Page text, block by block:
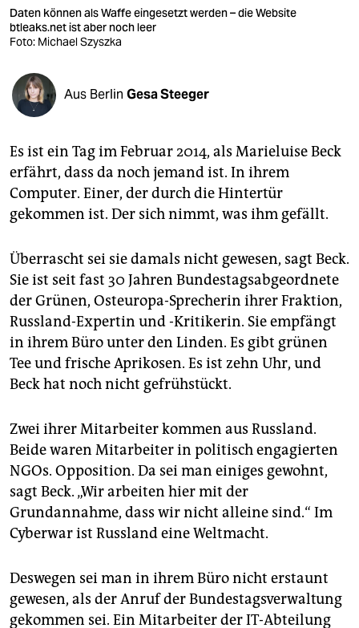
verlag
veranstaltungen
shop
fragen & hilfe
abo
genossenschaft
Daten können als Waffe eingesetzt werden – die Website
btleaks.net ist aber noch leer
Foto: Michael Szyszka
Aus Berlin Gesa Steeger
Es ist ein Tag im Februar 2014, als Marieluise Beck
erfährt, dass da noch jemand ist. In ihrem
Computer. Einer, der durch die Hintertür
gekommen ist. Der sich nimmt, was ihm gefällt.
Überrascht sei sie damals nicht gewesen, sagt Beck.
Sie ist seit fast 30 Jahren Bundestagsabgeordnete
der Grünen, Ost­euro­pa-Sprecherin ihrer Fraktion,
Russland-Expertin und -Kritikerin. Sie empfängt
in ihrem Büro unter den Linden. Es gibt grünen
Tee und frische Aprikosen. Es ist zehn Uhr, und
Beck hat noch nicht gefrühstückt.
Zwei ihrer Mitarbeiter kommen aus Russland.
Beide waren Mitarbeiter in politisch engagierten
NGOs. Opposition. Da sei man einiges gewohnt,
sagt Beck. „Wir arbeiten hier mit der
Grundannahme, dass wir nicht alleine sind.“ Im
Cyberwar ist Russland eine Weltmacht.
Deswegen sei man in ihrem Büro nicht erstaunt
gewesen, als der Anruf der Bundestagsverwaltung
gekommen sei. Ein Mitarbeiter der IT-Abteilung